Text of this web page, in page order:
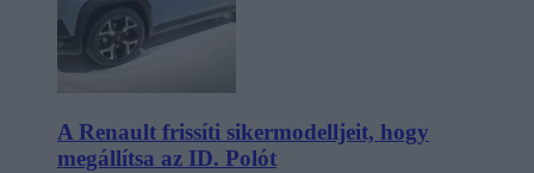
A Renault frissíti sikermodelljeit, hogy
megállítsa az ID. Polót